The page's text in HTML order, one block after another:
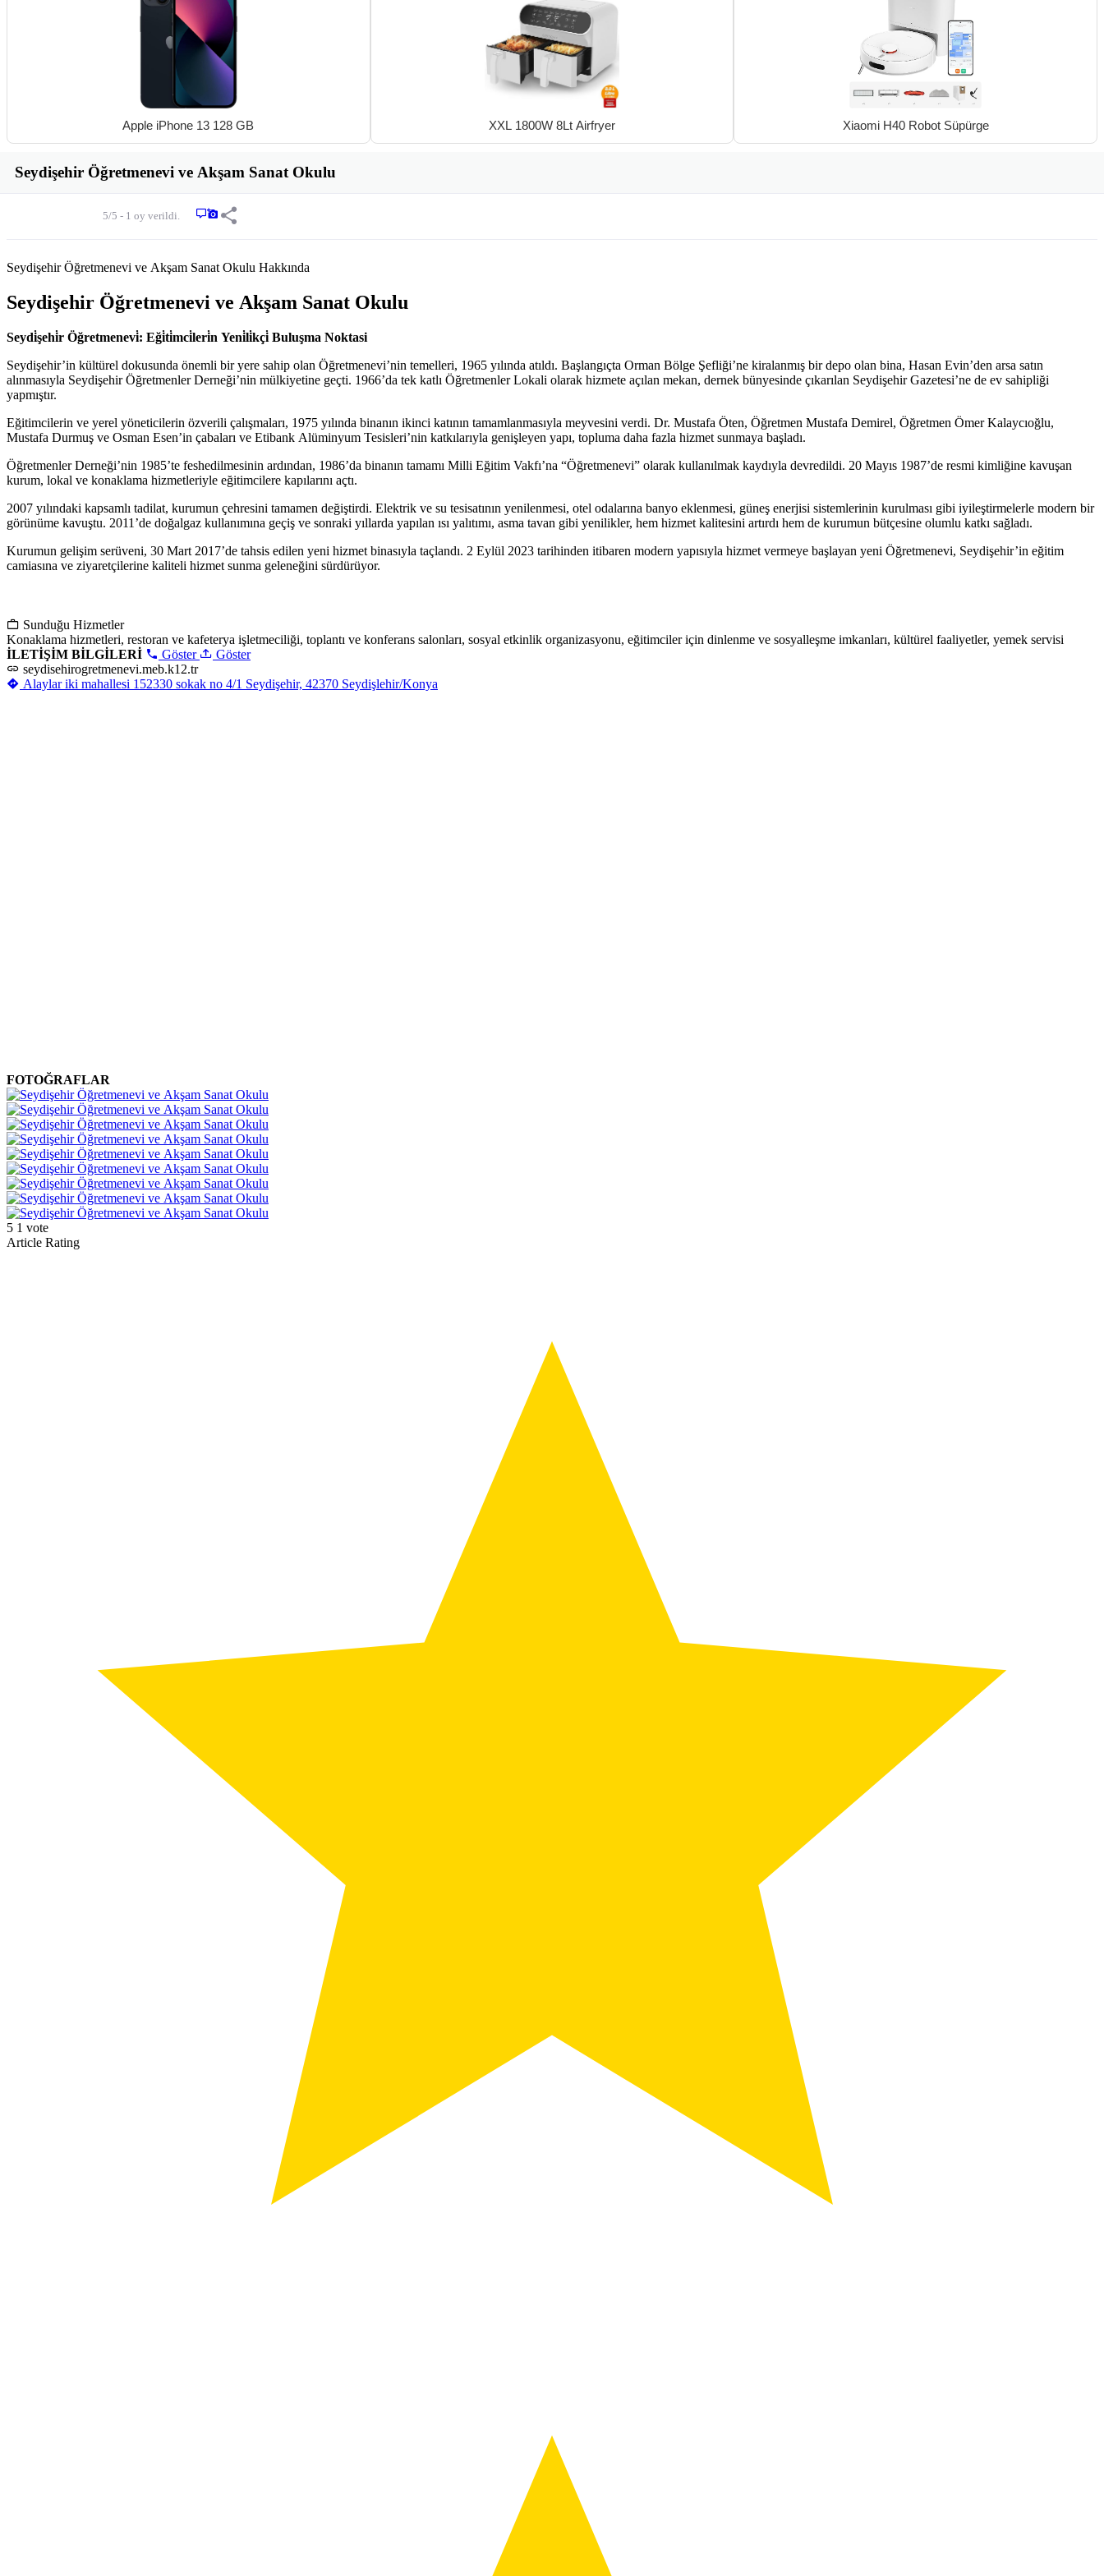
İlanlar
Blog
Apple iPhone 13 128 GB XXL 1800W 8Lt Airfryer Xiaomi H40 Robot Süpürge
Seydişehir Öğretmenevi ve Akşam Sanat Okulu
5/5 - 1 oy verildi.
Seydişehir Öğretmenevi ve Akşam Sanat Okulu Hakkında
Seydişehir Öğretmenevi ve Akşam Sanat Okulu
Seydi̇şehi̇r Öğretmenevi̇: Eği̇ti̇mci̇leri̇n Yeni̇li̇kçi̇ Buluşma Noktasi
Seydişehir’in kültürel dokusunda önemli bir yere sahip olan Öğretmenevi’nin temelleri, 1965 yılında atıldı. Başlangıçta Orman Bölge Şefliği’ne kiralanmış bir depo olan bina, Hasan Evin’den arsa satın
alınmasıyla Seydişehir Öğretmenler Derneği’nin mülkiyetine geçti. 1966’da tek katlı Öğretmenler Lokali olarak hizmete açılan mekan, dernek bünyesinde çıkarılan Seydişehir Gazetesi’ne de ev sahipliği
yapmıştır.
Eğitimcilerin ve yerel yöneticilerin özverili çalışmaları, 1975 yılında binanın ikinci katının tamamlanmasıyla meyvesini verdi. Dr. Mustafa Öten, Öğretmen Mustafa Demirel, Öğretmen Ömer Kalaycıoğlu,
Mustafa Durmuş ve Osman Esen’in çabaları ve Etibank Alüminyum Tesisleri’nin katkılarıyla genişleyen yapı, topluma daha fazla hizmet sunmaya başladı.
Öğretmenler Derneği’nin 1985’te feshedilmesinin ardından, 1986’da binanın tamamı Milli Eğitim Vakfı’na “Öğretmenevi” olarak kullanılmak kaydıyla devredildi. 20 Mayıs 1987’de resmi kimliğine kavuşan
kurum, lokal ve konaklama hizmetleriyle eğitimcilere kapılarını açtı.
2007 yılındaki kapsamlı tadilat, kurumun çehresini tamamen değiştirdi. Elektrik ve su tesisatının yenilenmesi, otel odalarına banyo eklenmesi, güneş enerjisi sistemlerinin kurulması gibi iyileştirmelerle modern bir
görünüme kavuştu. 2011’de doğalgaz kullanımına geçiş ve sonraki yıllarda yapılan ısı yalıtımı, asma tavan gibi yenilikler, hem hizmet kalitesini artırdı hem de kurumun bütçesine olumlu katkı sağladı.
Kurumun gelişim serüveni, 30 Mart 2017’de tahsis edilen yeni hizmet binasıyla taçlandı. 2 Eylül 2023 tarihinden itibaren modern yapısıyla hizmet vermeye başlayan yeni Öğretmenevi, Seydişehir’in eğitim
camiasına ve ziyaretçilerine kaliteli hizmet sunma geleneğini sürdürüyor.
Sunduğu Hizmetler
Konaklama hizmetleri, restoran ve kafeterya işletmeciliği, toplantı ve konferans salonları, sosyal etkinlik organizasyonu, eğitimciler için dinlenme ve sosyalleşme imkanları, kültürel faaliyetler, yemek servisi
İLETİŞİM BİLGİLERİ
Göster
Göster
seydisehirogretmenevi.meb.k12.tr
Alaylar iki mahallesi 152330 sokak no 4/1 Seydişehir, 42370 Seydişlehir/Konya
FOTOĞRAFLAR
5 1 vote
Article Rating